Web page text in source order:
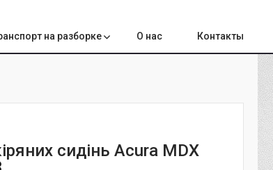
на разборке О нас Контакты
сидінь Acura MDX